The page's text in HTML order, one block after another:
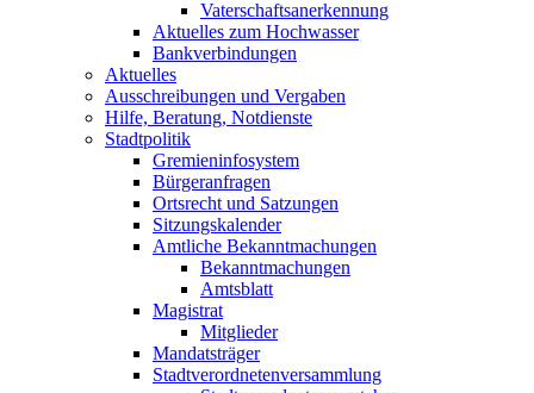
Vaterschaftsanerkennung
Aktuelles zum Hochwasser
Bankverbindungen
Aktuelles
Ausschreibungen und Vergaben
Hilfe, Beratung, Notdienste
Stadtpolitik
Gremieninfosystem
Bürgeranfragen
Ortsrecht und Satzungen
Sitzungskalender
Amtliche Bekanntmachungen
Bekanntmachungen
Amtsblatt
Magistrat
Mitglieder
Mandatsträger
Stadtverordnetenversammlung